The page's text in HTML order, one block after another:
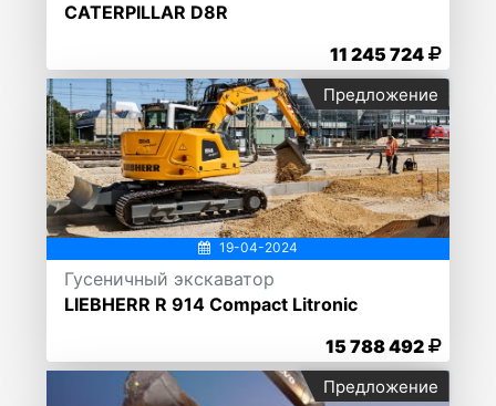
CATERPILLAR D8R
11 245 724
19-04-2024
Гусеничный экскаватор
LIEBHERR R 914 Compact Litronic
15 788 492
Предложение
Предложение